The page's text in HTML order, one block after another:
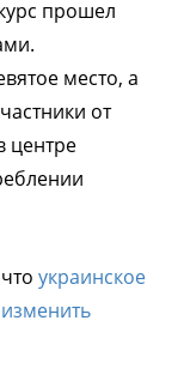
прошел
место, а
от
центре
украинское